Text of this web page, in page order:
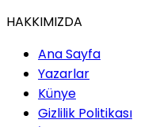
HAKKIMIZDA
Ana Sayfa
Yazarlar
Künye
Gizlilik Politikası